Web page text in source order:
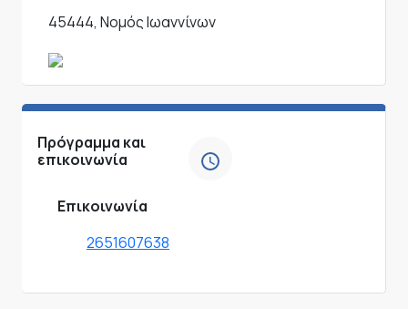
45444, Νομός Ιωαννίνων
Πρόγραμμα και
επικοινωνία
Επικοινωνία
2651607638